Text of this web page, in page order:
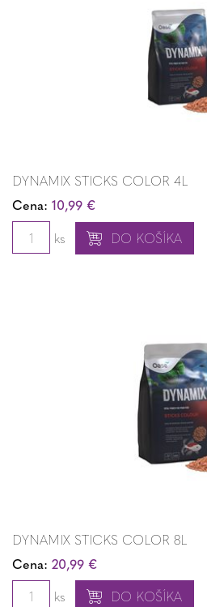
DYNAMIX STICKS COLOR 4L
Cena: 10,99 €
ks
DO KOŠÍKA
DYNAMIX STICKS COLOR 8L
Cena: 20,99 €
ks
DO KOŠÍKA